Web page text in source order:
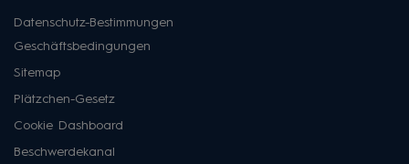
Datenschutz-Bestimmungen
Geschäftsbedingungen
Sitemap
Plätzchen-Gesetz
Cookie Dashboard
Beschwerdekanal